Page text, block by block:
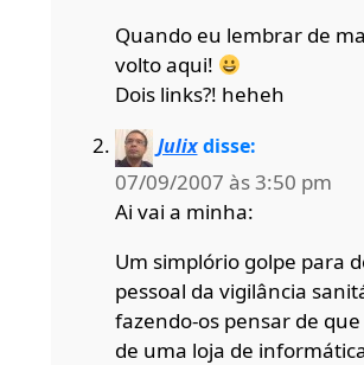
Quando eu lembrar de
volto aqui!
Dois links?! heheh
Julix disse:
07/09/2007 às 3:50 pm
Ai vai a minha:
Um simplório golpe para
pessoal da vigilância
fazendo-os pensar de
de uma loja de